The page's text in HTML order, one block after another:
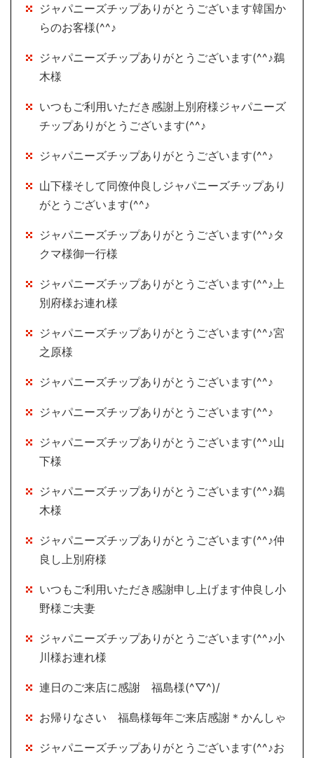
ジャパニーズチップありがとうございます韓国か
らのお客様(^^♪
ジャパニーズチップありがとうございます(^^♪鵜
木様
いつもご利用いただき感謝上別府様ジャパニーズ
チップありがとうございます(^^♪
ジャパニーズチップありがとうございます(^^♪
山下様そして同僚仲良しジャパニーズチップあり
がとうございます(^^♪
ジャパニーズチップありがとうございます(^^♪タ
クマ様御一行様
ジャパニーズチップありがとうございます(^^♪上
別府様お連れ様
ジャパニーズチップありがとうございます(^^♪宮
之原様
ジャパニーズチップありがとうございます(^^♪
ジャパニーズチップありがとうございます(^^♪
ジャパニーズチップありがとうございます(^^♪山
下様
ジャパニーズチップありがとうございます(^^♪鵜
木様
ジャパニーズチップありがとうございます(^^♪仲
良し上別府様
いつもご利用いただき感謝申し上げます仲良し小
野様ご夫妻
ジャパニーズチップありがとうございます(^^♪小
川様お連れ様
連日のご来店に感謝 福島様(^▽^)/
お帰りなさい 福島様毎年ご来店感謝＊かんしゃ
ジャパニーズチップありがとうございます(^^♪お